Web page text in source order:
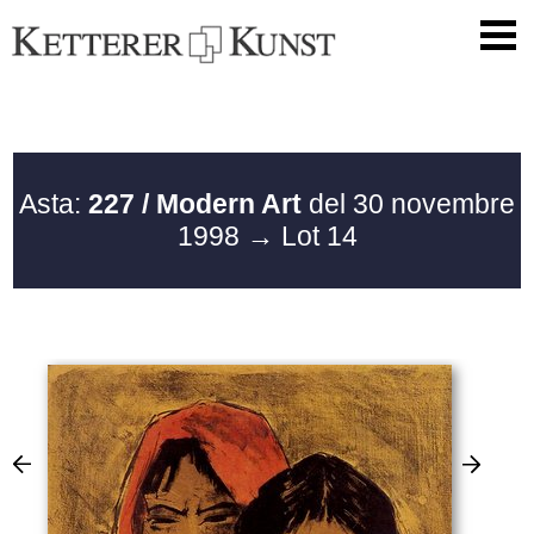
Asta: 227 / Modern Art del 30 novembre
1998 → Lot 14